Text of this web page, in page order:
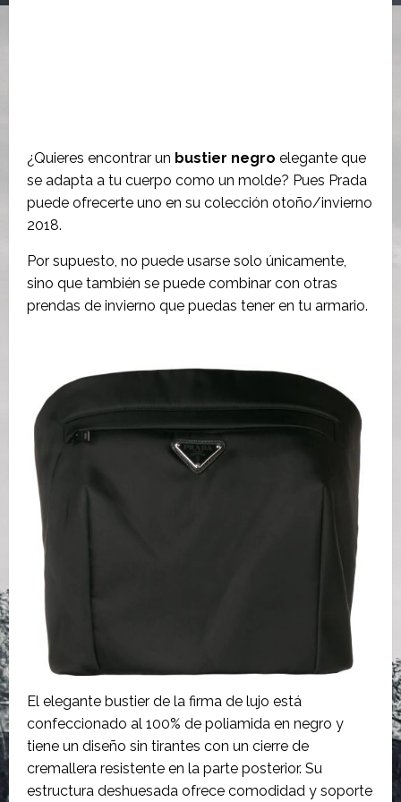
¿Quieres encontrar un bustier negro elegante que
se adapta a tu cuerpo como un molde? Pues Prada
puede ofrecerte uno en su colección otoño/invierno
2018.
Por supuesto, no puede usarse solo únicamente,
sino que también se puede combinar con otras
prendas de invierno que puedas tener en tu armario.
El elegante bustier de la firma de lujo está
confeccionado al 100% de poliamida en negro y
tiene un diseño sin tirantes con un cierre de
cremallera resistente en la parte posterior. Su
estructura deshuesada ofrece comodidad y soporte